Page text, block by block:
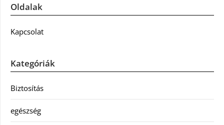
Oldalak
Kapcsolat
Kategóriák
Biztosítás
egészség